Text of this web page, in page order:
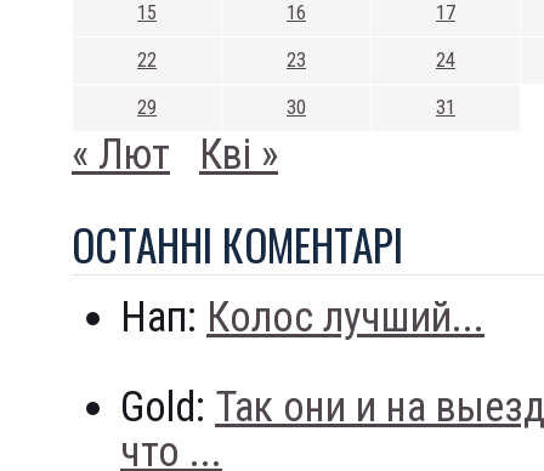
15 16 17
22 23 24
29 30 31
« Лют Кві »
ОСТАННI КОМЕНТАРI
Нап: Колос лучший...
Gold: Так они и на
что ...